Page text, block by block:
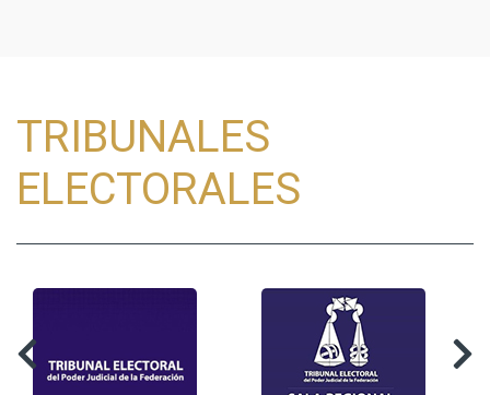
TRIBUNALES
ELECTORALES